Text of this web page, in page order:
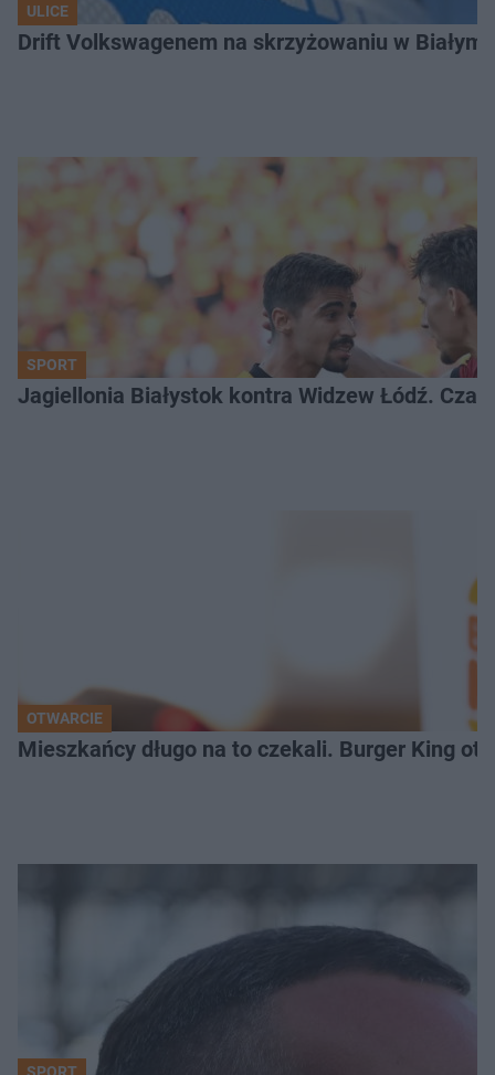
ULICE
Drift Volkswagenem na skrzyżowaniu w
SPORT
Jagiellonia Białystok kontra Widzew Łódź.
OTWARCIE
Mieszkańcy długo na to czekali. Burger King